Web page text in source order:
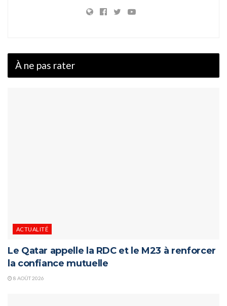
À ne pas rater
ACTUALITÉ
Le Qatar appelle la RDC et le M23 à renforcer
la confiance mutuelle
8 AOÛT 2026